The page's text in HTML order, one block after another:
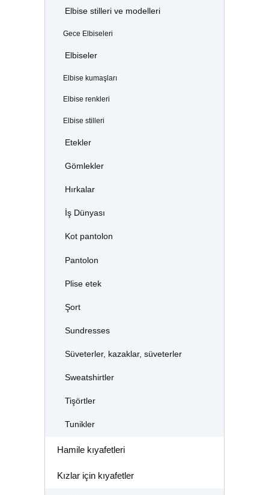
Elbise stilleri ve modelleri
Gece Elbiseleri
Elbiseler
Elbise kumaşları
Elbise renkleri
Elbise stilleri
Etekler
Gömlekler
Hırkalar
İş Dünyası
Kot pantolon
Pantolon
Plise etek
Şort
Sundresses
Süveterler, kazaklar, süveterler
Sweatshirtler
Tişörtler
Tunikler
Hamile kıyafetleri
Kızlar için kıyafetler